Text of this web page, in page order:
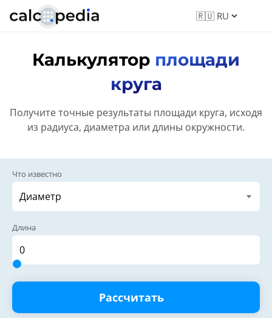
Калькулятор площади
круга
Получите точные результаты площади круга, исходя
из радиуса, диаметра или длины окружности.
Что известно
Длина
Рассчитать